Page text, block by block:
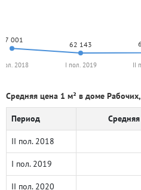
67 001
62 143
2018 I пол. 2019 II
Средняя цена 1 м² в доме
Период
II пол. 2018
I пол. 2019
II пол. 2020